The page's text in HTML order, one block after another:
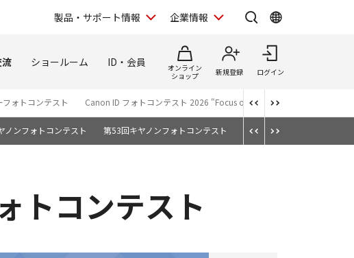
製品・サポート情報 企業情報
ショールーム ID・会員
オンライン
ショップ
新規登録 ログイン
フォトコンテスト Canon ID フォトコンテスト 2026 "Focus on Your Creativity"
ノンフォトコンテスト 第53回キヤノンフォトコンテスト 第52回キヤノンフォトコン
トコンテスト